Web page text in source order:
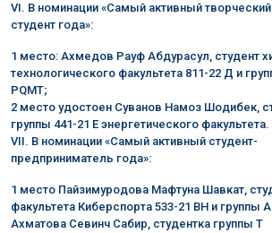
VI. В номинации «Самый активный творческий
студент года»:
1 место: Ахмедов Рауф Абдурасул, студент
технологического факультета 811-22 Д и
PQMT;
2 место удостоен Суванов Намоз Шодибек,
группы 441-21 Е энергетического факультета.
VII. В номинации «Самый активный студент-
предприниматель года»:
1 место Пайзимуродова Мафтуна Шавкат,
факультета Киберспорта 533-21 ВН и группы
Ахматова Севинч Сабир, студентка группы Т